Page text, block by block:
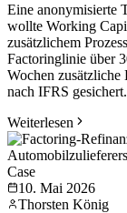
Eine anonymisierte
wollte Working
zusätzlichem
Factoringlinie über
Wochen
nach IFRS gesichert.
Weiterlesen
Case
10. Mai 2026
Thorsten König